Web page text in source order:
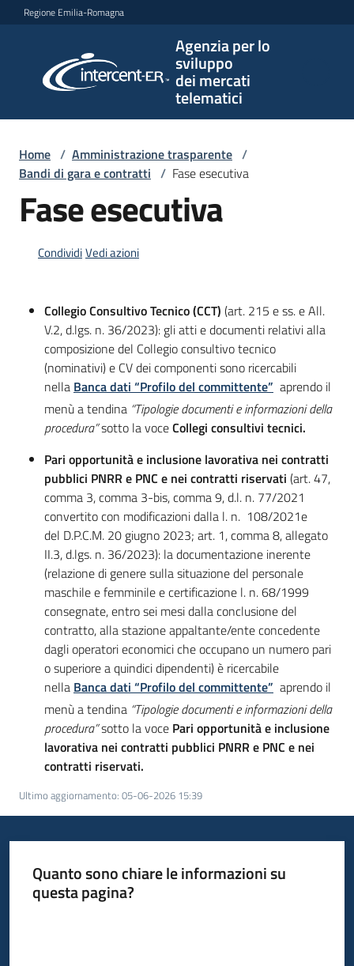
Vai al contenuto
Vai alla navigazione
Vai al footer
Regione Emilia-Romagna
Agenzia per lo
sviluppo
dei mercati
telematici
per lo
sviluppo
telematici
L'Agenzia
strumenti
acquisto
Supporto
Piattaforme
telematiche
English
Seguici
Home / Amministrazione trasparente /
Bandi di gara e contratti / Fase esecutiva
Fase esecutiva
CondividiVedi azioni
Collegio Consultivo Tecnico (CCT) (art. 215 e ss. e All.
V.2, d.lgs. n. 36/2023): gli atti e documenti relativi alla
composizione del Collegio consultivo tecnico
(nominativi) e CV dei componenti sono ricercabili
nella Banca dati “Profilo del committente” aprendo il
menù a tendina “Tipologie documenti e informazioni della
procedura”sotto la voceCollegi consultivi tecnici.
Pari opportunità e inclusione lavorativa nei contratti
pubblici PNRR e PNC e nei contratti riservati (art. 47,
comma 3, comma 3-bis, comma 9, d.l. n. 77/2021
convertito con modificazioni dalla l. n. 108/2021e
del D.P.C.M. 20 giugno 2023; art. 1, comma 8, allegato
II.3, d.lgs. n. 36/2023): la documentazione inerente
(relazione di genere sulla situazione del personale
maschile e femminile e certificazione l. n. 68/1999
consegnate, entro sei mesi dalla conclusione del
contratto, alla stazione appaltante/ente concedente
dagli operatori economici che occupano un numero pari
o superiore a quindici dipendenti) è ricercabile
nella Banca dati “Profilo del committente” aprendo il
menù a tendina “Tipologie documenti e informazioni della
procedura”sotto la voce Pari opportunità e inclusione
lavorativa nei contratti pubblici PNRR e PNC e nei
contratti riservati.
Ultimo aggiornamento: 05-06-2026 15:39
Quanto sono chiare le informazioni su
questa pagina?